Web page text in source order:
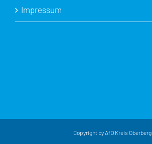
Impressum
Copyright by AfD Kreis Oberberg